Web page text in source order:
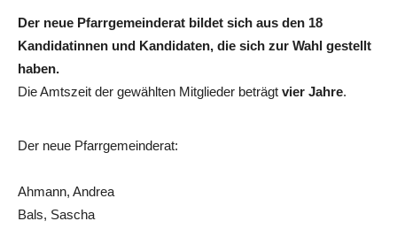
Der neue Pfarrgemeinderat bildet sich aus den 18
Kandidatinnen und Kandidaten, die sich zur Wahl gestellt
haben.
Die Amtszeit der gewählten Mitglieder beträgt vier Jahre.
Der neue Pfarrgemeinderat:
Ahmann, Andrea
Bals, Sascha